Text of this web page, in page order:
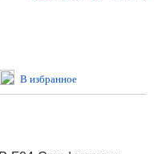
В избранное